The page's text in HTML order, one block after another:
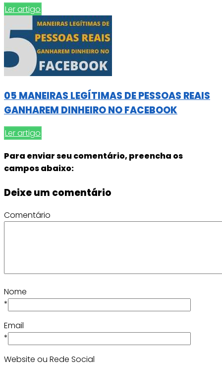
Ler artigo
05 MANEIRAS LEGÍTIMAS DE PESSOAS REAIS
GANHAREM DINHEIRO NO FACEBOOK
Ler artigo
Para enviar seu comentário, preencha os
campos abaixo:
Deixe um comentário
Comentário
Nome
*
Email
*
Website ou Rede Social